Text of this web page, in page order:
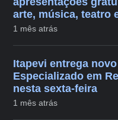
arte, música, teatro
1 mês atrás
Itapevi entrega
Especializado em
nesta sexta-feira
1 mês atrás